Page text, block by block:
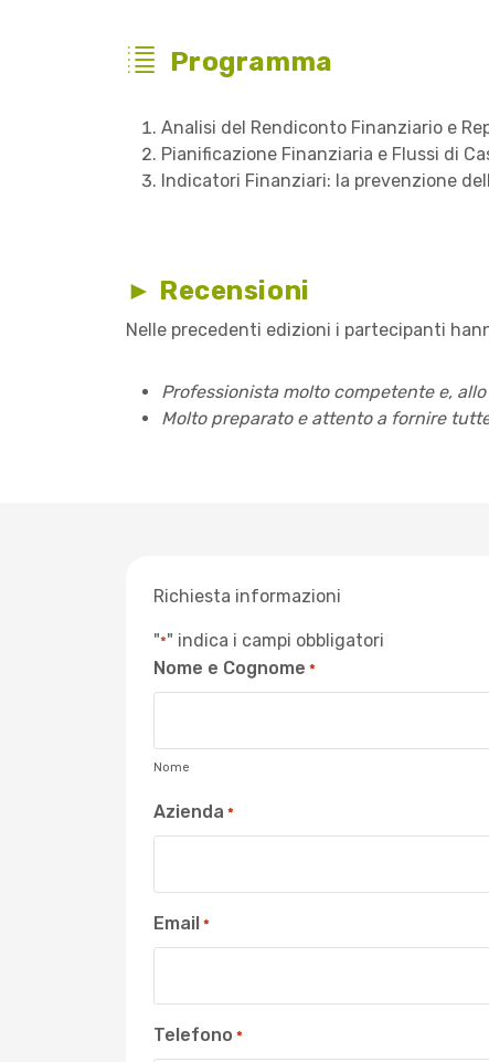
Programma
Analisi del Rendiconto Finanziario e
Pianificazione Finanziaria e Flussi di
Indicatori Finanziari: la prevenzione
► Recensioni
Nelle precedenti edizioni i partecipanti
Professionista molto competente e,
Molto preparato e attento a fornire
Richiesta informazioni
"*" indica i campi obbligatori
Nome e Cognome *
Nome
Azienda *
Email *
Telefono *